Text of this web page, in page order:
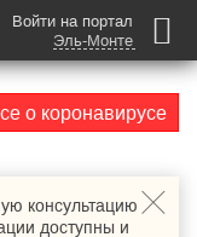
Войти на портал
Эль-Монте
о коронавирусе
консультацию
доступны и